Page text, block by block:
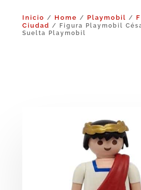
Inicio / Home / Playmobil /
Ciudad / Figura Playmobil
Suelta Playmobil